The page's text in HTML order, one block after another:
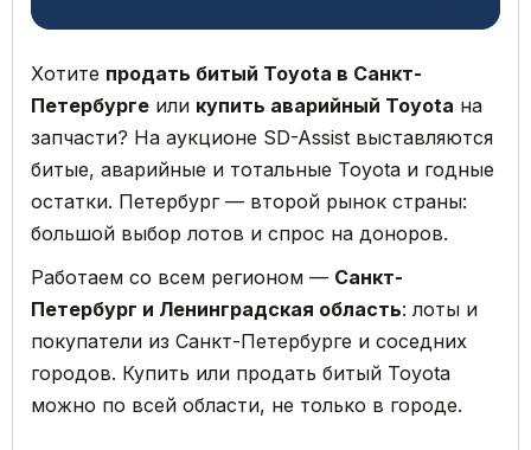
Хотите продать битый Toyota в Санкт-
Петербурге или купить аварийный Toyota на
запчасти? На аукционе SD-Assist выставляются
битые, аварийные и тотальные Toyota и годные
остатки. Петербург — второй рынок страны:
большой выбор лотов и спрос на доноров.
Работаем со всем регионом — Санкт-
Петербург и Ленинградская область: лоты и
покупатели из Санкт-Петербурге и соседних
городов. Купить или продать битый Toyota
можно по всей области, не только в городе.